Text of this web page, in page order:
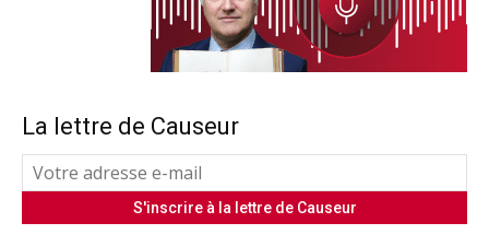
La lettre de Causeur